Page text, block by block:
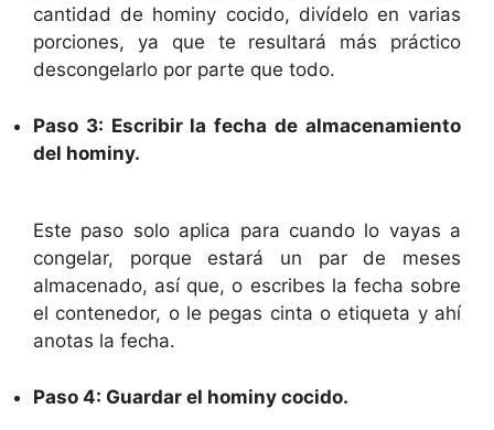
cantidad de hominy cocido, divídelo en varias
porciones, ya que te resultará más práctico
descongelarlo por parte que todo.
Paso 3: Escribir la fecha de almacenamiento
del hominy.
Este paso solo aplica para cuando lo vayas a
congelar, porque estará un par de meses
almacenado, así que, o escribes la fecha sobre
el contenedor, o le pegas cinta o etiqueta y ahí
anotas la fecha.
Paso 4: Guardar el hominy cocido.